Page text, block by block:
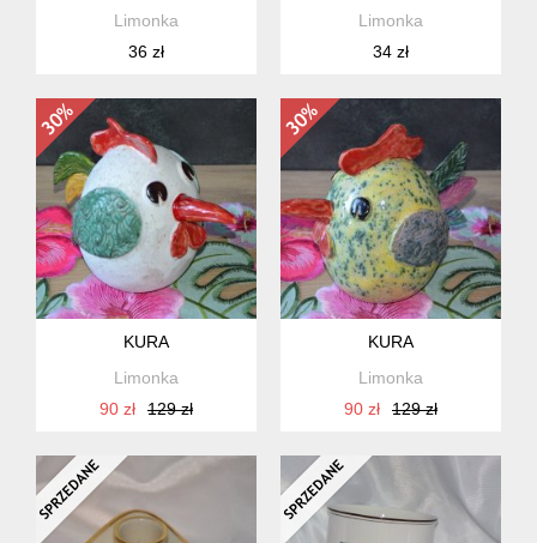
Limonka
36 zł
Limonka
34 zł
KURA
Limonka
90 zł
129 zł
KURA
Limonka
90 zł
129 zł